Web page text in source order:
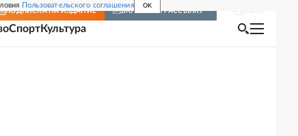
Пользовательского соглашения OK
ПОДПИСКА НА ИЗДАНИЕ ВКЛЮЧИТЬ РАССЫЛКУ
СпортКультура